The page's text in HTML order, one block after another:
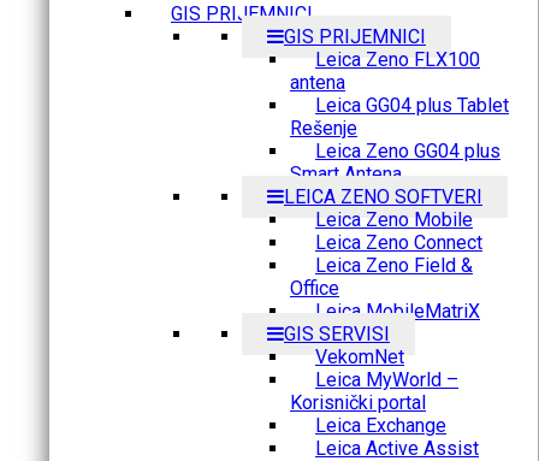
GIS PRIJEMNICI
GIS PRIJEMNICI
Leica Zeno FLX100
antena
Leica GG04 plus Tablet
Rešenje
Leica Zeno GG04 plus
Smart Antena
LEICA ZENO SOFTVERI
Leica Zeno Mobile
Leica Zeno Connect
Leica Zeno Field &
Office
Leica MobileMatriX
GIS SERVISI
VekomNet
Leica MyWorld –
Korisnički portal
Leica Exchange
Leica Active Assist